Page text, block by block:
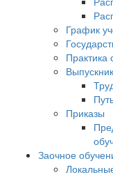
График
Практика
Приказы
Заочное